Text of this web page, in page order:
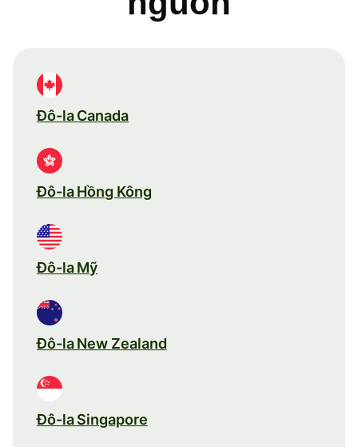
Đô-la Canada
Đô-la Hồng Kông
Đô-la Mỹ
Đô-la New Zealand
Đô-la Singapore